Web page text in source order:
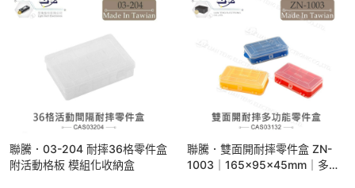
聯騰．03-204 耐摔36格零件盒
附活動格板 模組化收納盒
聯騰．雙面開耐摔零件盒 ZN-
1003｜165×95×45mm｜多功